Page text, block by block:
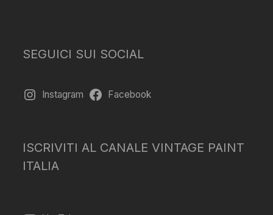
SEGUICI SUI SOCIAL
Instagram Facebook
ISCRIVITI AL CANALE VINTAGE PAINT
ITALIA